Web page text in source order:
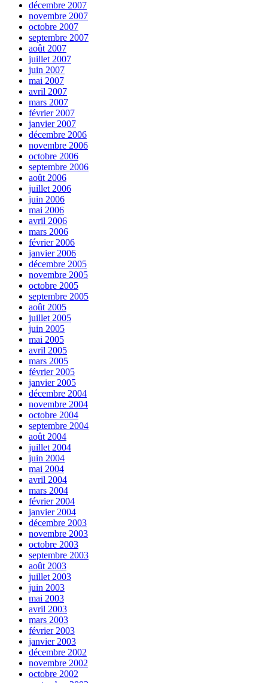
décembre 2007
novembre 2007
octobre 2007
septembre 2007
août 2007
juillet 2007
juin 2007
mai 2007
avril 2007
mars 2007
février 2007
janvier 2007
décembre 2006
novembre 2006
octobre 2006
septembre 2006
août 2006
juillet 2006
juin 2006
mai 2006
avril 2006
mars 2006
février 2006
janvier 2006
décembre 2005
novembre 2005
octobre 2005
septembre 2005
août 2005
juillet 2005
juin 2005
mai 2005
avril 2005
mars 2005
février 2005
janvier 2005
décembre 2004
novembre 2004
octobre 2004
septembre 2004
août 2004
juillet 2004
juin 2004
mai 2004
avril 2004
mars 2004
février 2004
janvier 2004
décembre 2003
novembre 2003
octobre 2003
septembre 2003
août 2003
juillet 2003
juin 2003
mai 2003
avril 2003
mars 2003
février 2003
janvier 2003
décembre 2002
novembre 2002
octobre 2002